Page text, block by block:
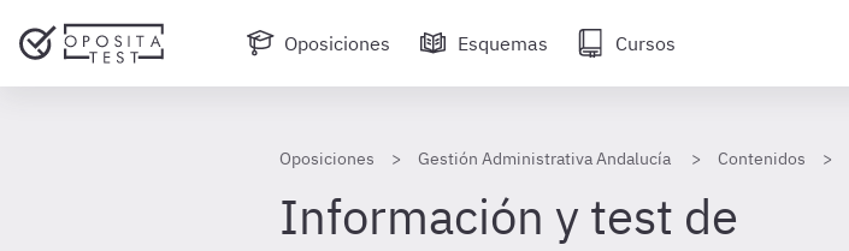
Oposiciones Esquemas Cursos
Oposiciones Gestión Administrativa Andalucía Contenidos
Información y test de